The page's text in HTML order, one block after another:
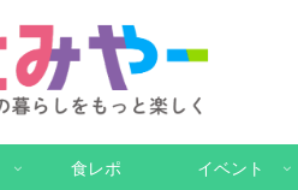
食レポ イベント